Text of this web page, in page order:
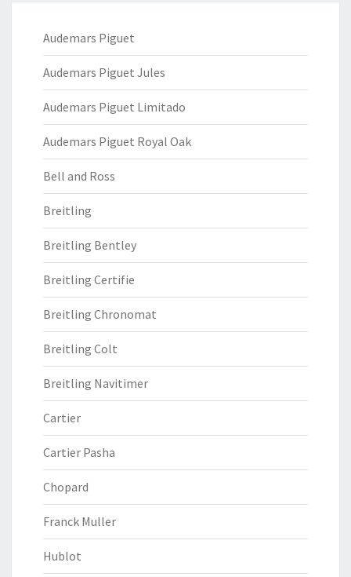
Audemars Piguet
Audemars Piguet Jules
Audemars Piguet Limitado
Audemars Piguet Royal Oak
Bell and Ross
Breitling
Breitling Bentley
Breitling Certifie
Breitling Chronomat
Breitling Colt
Breitling Navitimer
Cartier
Cartier Pasha
Chopard
Franck Muller
Hublot